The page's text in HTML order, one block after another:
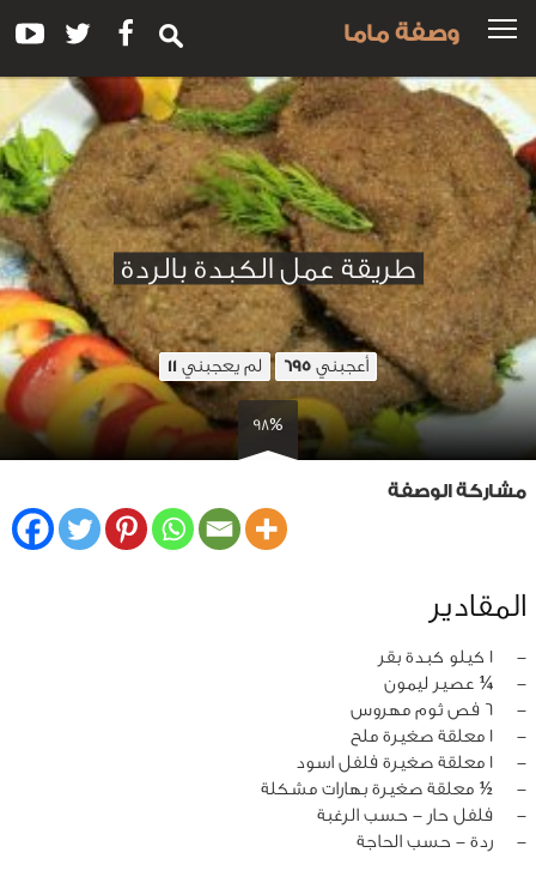
وصفة ماما
طريقة عمل الكبدة بالردة
أعجبني 695 لم يعجبني 11
98%
مشاركة الوصفة
المقادير
‏-
1 كيلو كبدة بقر
‏-
¼ عصير ليمون
‏-
6 فص ثوم مهروس
‏-
1 معلقة صغيرة ملح
‏-
1 معلقة صغيرة فلفل اسود
‏-
½ معلقة صغيرة بهارات مشكلة
‏-
فلفل حار - حسب الرغبة
‏-
ردة - حسب الحاجة